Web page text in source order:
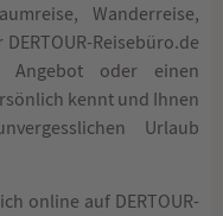
Wanderreise,
Reisebüro.de
oder einen
kennt und Ihnen
Urlaub
online auf DERTOUR-